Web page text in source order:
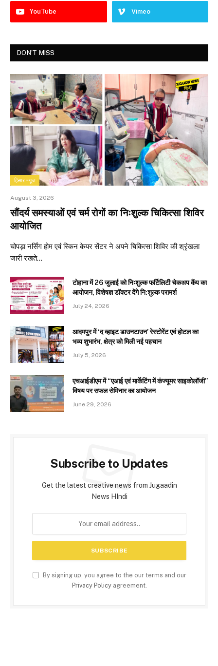
YouTube Vimeo
DON'T MISS
हिसार न्यूज
August 3, 2026
सौंदर्य समस्याओं एवं चर्म रोगों का निःशुल्क चिकित्सा शिविर
आयोजित
चोपड़ा नर्सिंग होम एवं स्किन केयर सेंटर ने अपने चिकित्सा शिविर की श्रृंखला
जारी रखते…
टोहाना में 26 जुलाई को निःशुल्क फर्टिलिटी चेकअप कैंप का
आयोजन, विशेषज्ञ डॉक्टर देंगे नि:शुल्क परामर्श
July 24, 2026
आदमपुर में ‘द व्हाइट डाउनटाउन’ रेस्टोरेंट एवं होटल का
भव्य शुभारंभ, क्षेत्र को मिली नई पहचान
July 5, 2026
एचआईडीएम में “एआई एवं मार्केटिंग में कंज्यूमर साइकोलॉजी”
विषय पर सफल सेमिनार का आयोजन
June 29, 2026
Subscribe to Updates
Get the latest creative news from Jugaadin
News HIndi
By signing up, you agree to the our terms and our
Privacy Policyagreement.